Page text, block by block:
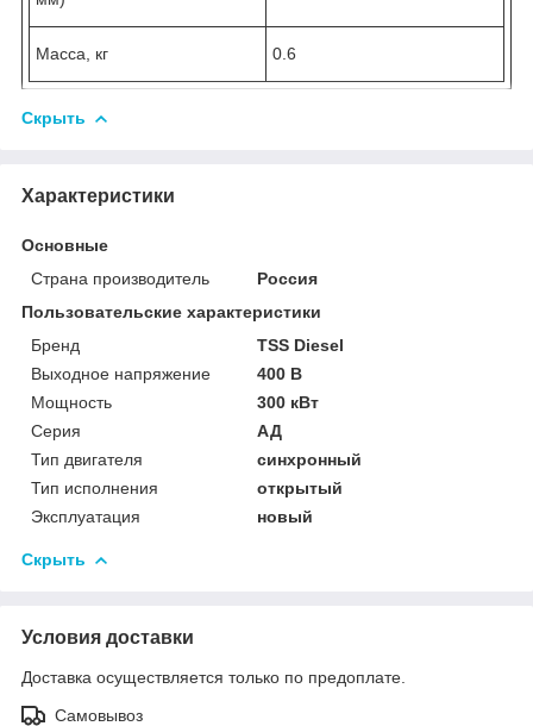
Масса, кг 0.6
Скрыть
Характеристики
Основные
Страна производитель
Россия
Пользовательские характеристики
Бренд
TSS Diesel
Выходное напряжение
400 В
Мощность
300 кВт
Серия
АД
Тип двигателя
синхронный
Тип исполнения
открытый
Эксплуатация
новый
Скрыть
Условия доставки
Доставка осуществляется только по предоплате.
Самовывоз